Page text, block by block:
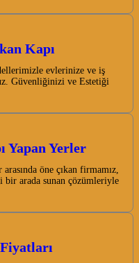
Kapı
evlerinize ve iş
Güvenliğinizi ve Estetiği
Yapan Yerler
öne çıkan firmamız,
bir arada sunan çözümleriyle